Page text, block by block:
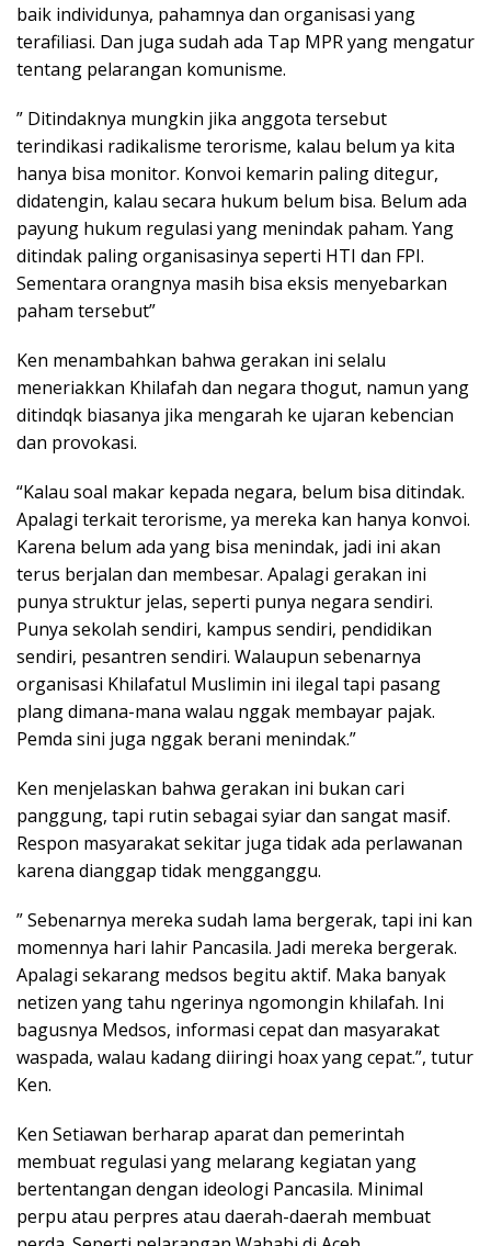
baik individunya, pahamnya dan organisasi yang
terafiliasi. Dan juga sudah ada Tap MPR yang mengatur
tentang pelarangan komunisme.
” Ditindaknya mungkin jika anggota tersebut
terindikasi radikalisme terorisme, kalau belum ya kita
hanya bisa monitor. Konvoi kemarin paling ditegur,
didatengin, kalau secara hukum belum bisa. Belum ada
payung hukum regulasi yang menindak paham. Yang
ditindak paling organisasinya seperti HTI dan FPI.
Sementara orangnya masih bisa eksis menyebarkan
paham tersebut”
Ken menambahkan bahwa gerakan ini selalu
meneriakkan Khilafah dan negara thogut, namun yang
ditindqk biasanya jika mengarah ke ujaran kebencian
dan provokasi.
“Kalau soal makar kepada negara, belum bisa ditindak.
Apalagi terkait terorisme, ya mereka kan hanya konvoi.
Karena belum ada yang bisa menindak, jadi ini akan
terus berjalan dan membesar. Apalagi gerakan ini
punya struktur jelas, seperti punya negara sendiri.
Punya sekolah sendiri, kampus sendiri, pendidikan
sendiri, pesantren sendiri. Walaupun sebenarnya
organisasi Khilafatul Muslimin ini ilegal tapi pasang
plang dimana-mana walau nggak membayar pajak.
Pemda sini juga nggak berani menindak.”
Ken menjelaskan bahwa gerakan ini bukan cari
panggung, tapi rutin sebagai syiar dan sangat masif.
Respon masyarakat sekitar juga tidak ada perlawanan
karena dianggap tidak mengganggu.
” Sebenarnya mereka sudah lama bergerak, tapi ini kan
momennya hari lahir Pancasila. Jadi mereka bergerak.
Apalagi sekarang medsos begitu aktif. Maka banyak
netizen yang tahu ngerinya ngomongin khilafah. Ini
bagusnya Medsos, informasi cepat dan masyarakat
waspada, walau kadang diiringi hoax yang cepat.”, tutur
Ken.
Ken Setiawan berharap aparat dan pemerintah
membuat regulasi yang melarang kegiatan yang
bertentangan dengan ideologi Pancasila. Minimal
perpu atau perpres atau daerah-daerah membuat